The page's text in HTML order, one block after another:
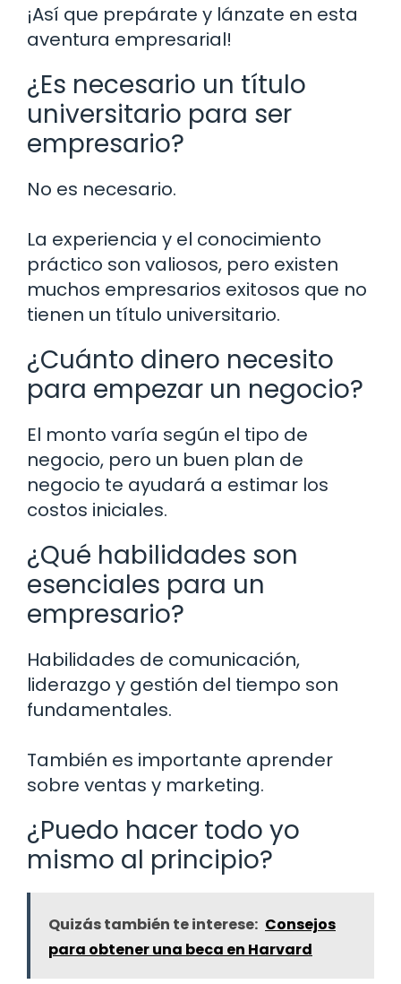
¡Así que prepárate y lánzate en esta
aventura empresarial!
¿Es necesario un título
universitario para ser
empresario?
No es necesario.
La experiencia y el conocimiento
práctico son valiosos, pero existen
muchos empresarios exitosos que no
tienen un título universitario.
¿Cuánto dinero necesito
para empezar un negocio?
El monto varía según el tipo de
negocio, pero un buen plan de
negocio te ayudará a estimar los
costos iniciales.
¿Qué habilidades son
esenciales para un
empresario?
Habilidades de comunicación,
liderazgo y gestión del tiempo son
fundamentales.
También es importante aprender
sobre ventas y marketing.
¿Puedo hacer todo yo
mismo al principio?
Quizás también te interese: Consejos
para obtener una beca en Harvard